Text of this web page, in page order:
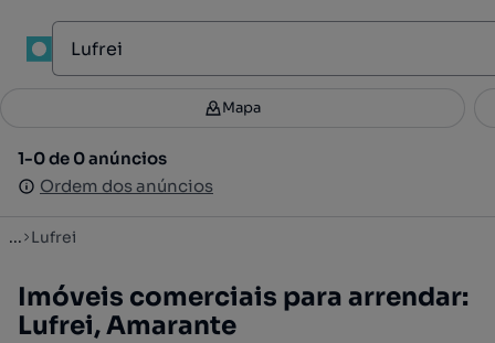
Filtros 3
1-0 de 0 anúncios
Ordem dos anúncios
Mapa
1-0 de 0 anúncios
Ordem dos anúncios
... Lufrei
Imóveis comerciais para arrendar:
Lufrei, Amarante